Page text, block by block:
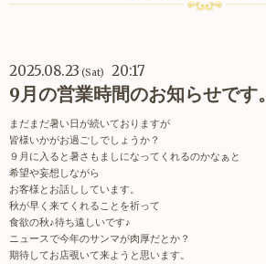
2025.08.23 (Sat) 20:17
9月の営業時間のお知らせです。
まだまだ暑い日が続いておりますが
皆様いかがお過ごしでしょうか？
９月に入ると暑さもましになってくれるのかなぁと
希望や妄想しながら
お客様とお話ししています。
秋が早く来てくれることを祈って
食欲の秋♪待ち遠しいです♪
ニュースで今年のサンマが肉厚だとか？
期待してお店覗いて来ようと思います。